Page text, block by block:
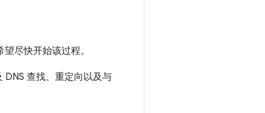
尽快开始该过程。
查找、重定向以及与